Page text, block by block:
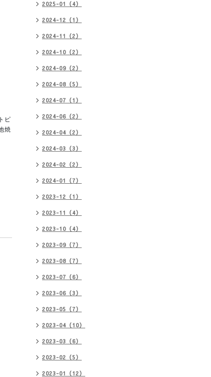
ピ
焼
2025-01（4）
2024-12（1）
2024-11（2）
2024-10（2）
2024-09（2）
2024-08（5）
2024-07（1）
2024-06（2）
2024-04（2）
2024-03（3）
2024-02（2）
2024-01（7）
2023-12（1）
2023-11（4）
2023-10（4）
2023-09（7）
2023-08（7）
2023-07（6）
2023-06（3）
2023-05（7）
2023-04（10）
2023-03（6）
2023-02（5）
2023-01（12）